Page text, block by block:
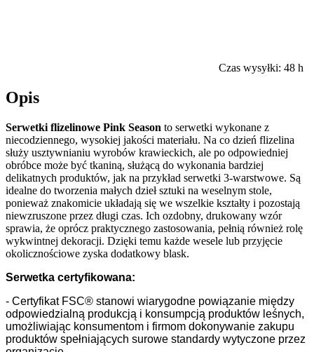
Czas wysyłki: 48 h
Opis
Serwetki flizelinowe Pink Season to serwetki wykonane z
niecodziennego, wysokiej jakości materiału. Na co dzień flizelina
służy usztywnianiu wyrobów krawieckich, ale po odpowiedniej
obróbce może być tkaniną, służącą do wykonania bardziej
delikatnych produktów, jak na przykład serwetki 3-warstwowe. Są
idealne do tworzenia małych dzieł sztuki na weselnym stole,
ponieważ znakomicie układają się we wszelkie kształty i pozostają
niewzruszone przez długi czas. Ich ozdobny, drukowany wzór
sprawia, że oprócz praktycznego zastosowania, pełnią również rolę
wykwintnej dekoracji. Dzięki temu każde wesele lub przyjęcie
okolicznościowe zyska dodatkowy blask.
Serwetka certyfikowana:
- Certyfikat FSC® stanowi wiarygodne powiązanie między
odpowiedzialną produkcją i konsumpcją produktów leśnych,
umożliwiając konsumentom i firmom dokonywanie zakupu
produktów spełniających surowe standardy wytyczone przez